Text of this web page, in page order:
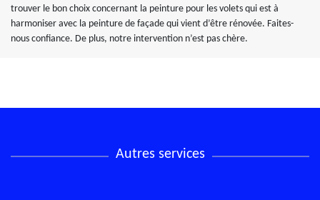
trouver le bon choix concernant la peinture pour les volets qui est à
harmoniser avec la peinture de façade qui vient d’être rénovée. Faites-
nous confiance. De plus, notre intervention n’est pas chère.
Autres services